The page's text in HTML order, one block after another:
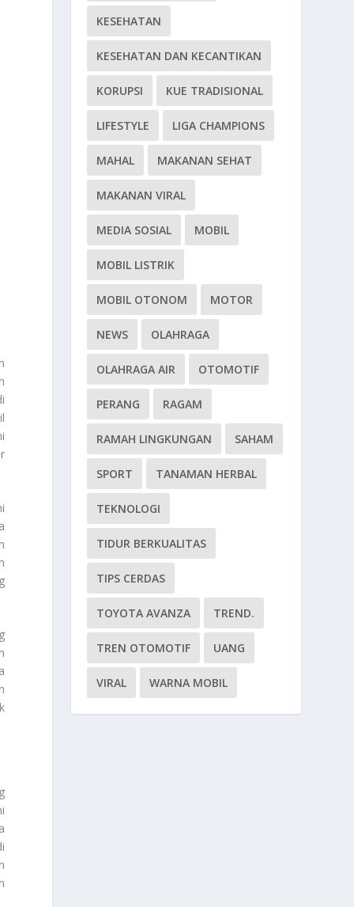
KESEHATAN
KESEHATAN DAN KECANTIKAN
KORUPSI KUE TRADISIONAL
LIFESTYLE LIGA CHAMPIONS
MAHAL MAKANAN SEHAT
MAKANAN VIRAL
MEDIA SOSIAL MOBIL
MOBIL LISTRIK
MOBIL OTONOM MOTOR
NEWS OLAHRAGA
OLAHRAGA AIR OTOMOTIF
PERANG RAGAM
RAMAH LINGKUNGAN SAHAM
SPORT TANAMAN HERBAL
TEKNOLOGI
TIDUR BERKUALITAS
TIPS CERDAS
TOYOTA AVANZA TREND.
TREN OTOMOTIF UANG
VIRAL WARNA MOBIL